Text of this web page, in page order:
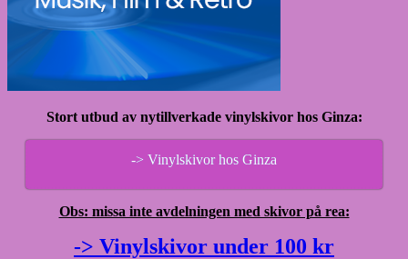
Stort utbud av nytillverkade vinylskivor hos Ginza:
-> Vinylskivor hos Ginza
Obs: missa inte avdelningen med skivor på rea:
-> Vinylskivor under 100 kr